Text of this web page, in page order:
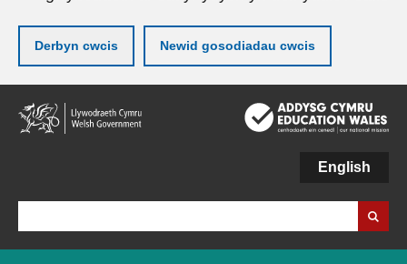
Derbyn cwcis Newid gosodiadau cwcis
Neidio
i'r
prif
English